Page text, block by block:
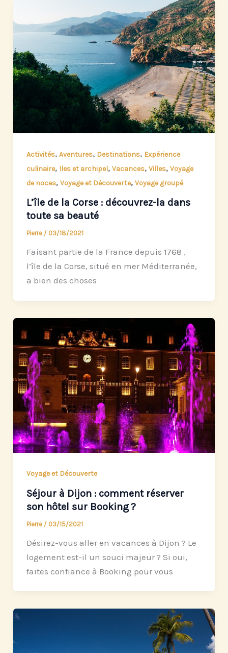
Activités, Aventures, Destinations, Expérience
culinaire, Iles et archipel, Vacances, Villes, Voyage
de noces, Voyage et Découverte, Voyage groupé
L’île de la Corse : découvrez-la dans
toute sa beauté
Pierre / 03/18/2021
Faisant partie de la France depuis 1768 ,
l’île de la Corse, situé en mer Méditerranée,
a bien des choses
Voyage et Découverte
Séjour à Dijon : comment réserver
son hôtel sur Booking ?
Pierre / 03/15/2021
Désirez-vous aller en vacances à Dijon ? Le
logement est-il un souci majeur ? Si oui,
faites confiance à Booking pour vous